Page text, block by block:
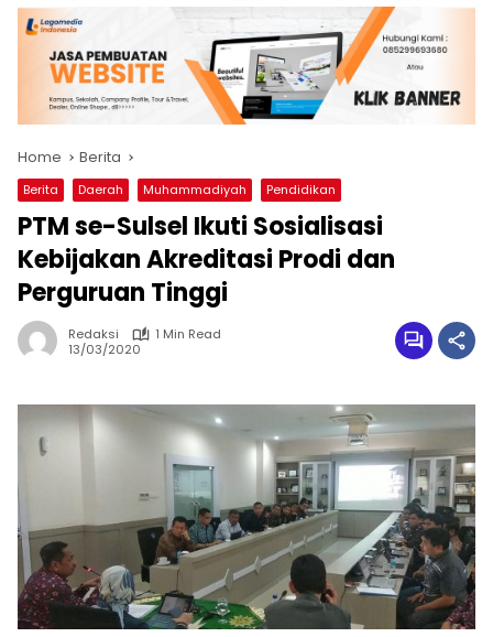
Home Berita
Berita Daerah Muhammadiyah Pendidikan
PTM se-Sulsel Ikuti Sosialisasi
Kebijakan Akreditasi Prodi dan
Perguruan Tinggi
Redaksi
1 Min Read
13/03/2020